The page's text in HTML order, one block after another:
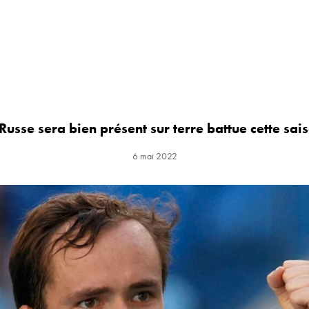
sera bien présent sur terre battue cette
6 mai 2022